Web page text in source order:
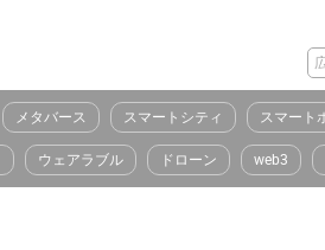
メタバース スマートシティ スマート
ウェアラブル ドローン web3